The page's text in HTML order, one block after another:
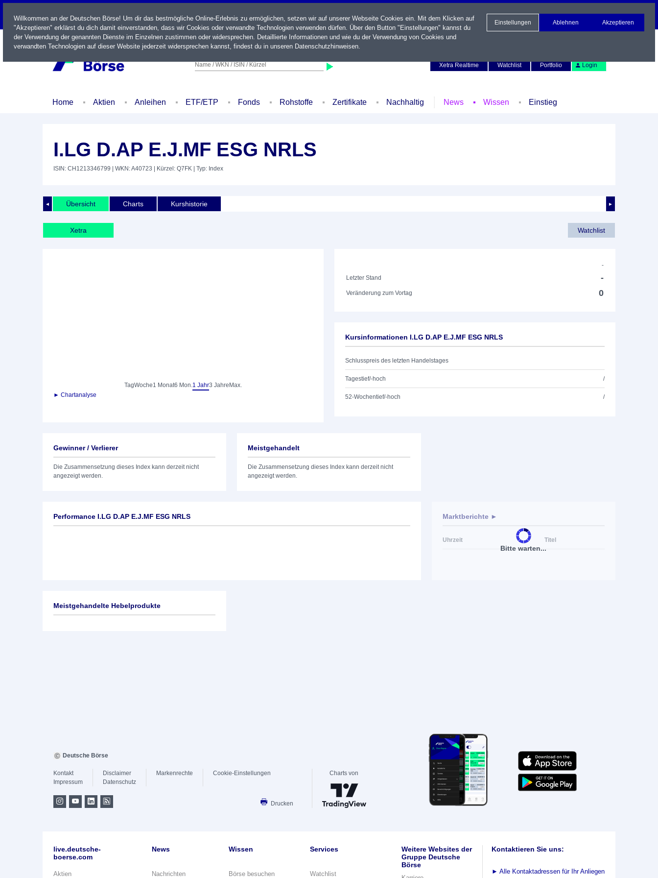
LIVE
Name / WKN / ISIN / Kürzel
Xetra Realtime
Watchlist Portfolio Login
Home Aktien Anleihen ETF/ETP Fonds Rohstoffe Zertifikate Nachhaltig News Wissen Einstieg
I.LG D.AP E.J.MF ESG NRLS
ISIN: CH1213346799 | WKN: A40723 | Kürzel: Q7FK | Typ: Index
◄ ►
Übersicht Charts Kurshistorie
Xetra Watchlist
TagWoche1 Monat6 Mon.1 Jahr3 Jahre Max.
► Chartanalyse
-
Letzter Stand
-
Veränderung zum Vortag 0
Kursinformationen I.LG D.AP E.J.MF ESG NRLS
Schlusspreis des letzten Handelstages
Tagestief/-hoch /
52-Wochentief/-hoch /
Gewinner / Verlierer
Die Zusammensetzung dieses Index kann derzeit nicht
angezeigt werden.
Meistgehandelt
Die Zusammensetzung dieses Index kann derzeit nicht
angezeigt werden.
Performance I.LG D.AP E.J.MF ESG NRLS
Bitte warten...
Marktberichte ►
Uhrzeit Titel
Meistgehandelte Hebelprodukte
Willkommen an der Deutschen Börse! Um dir das bestmögliche Online-Erlebnis zu ermöglichen, setzen wir auf unserer Webseite Cookies ein. Mit dem Klicken auf
"Akzeptieren" erklärst du dich damit einverstanden, dass wir Cookies oder verwandte Technologien verwenden dürfen. Über den Button "Einstellungen" kannst du
der Verwendung der genannten Dienste im Einzelnen zustimmen oder widersprechen. Detaillierte Informationen und wie du der Verwendung von Cookies und
verwandten Technologien auf dieser Website jederzeit widersprechen kannst, findest du in unseren Datenschutzhinweisen.
Einstellungen Ablehnen Akzeptieren
Deutsche Börse
Kontakt
Impressum
Disclaimer
Datenschutz
Markenrechte Cookie-Einstellungen
Drucken
Charts von
live.deutsche-
boerse.com
Aktien
News
Nachrichten
Wissen
Börse besuchen
Services
Watchlist
Weitere Websites der
Gruppe Deutsche
Börse
Kontaktieren Sie uns:
► Alle Kontaktadressen für Ihr Anliegen